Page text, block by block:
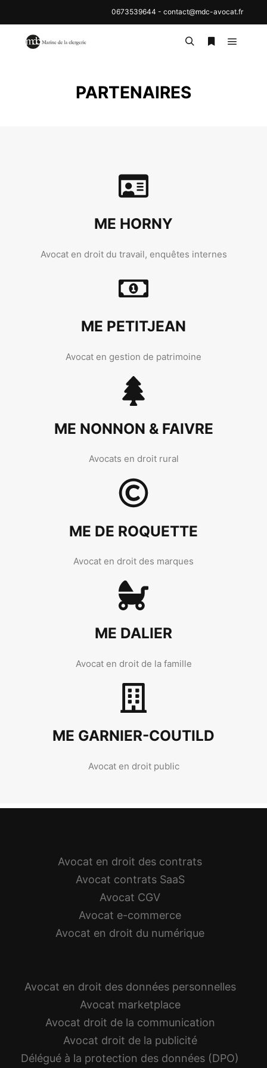
0673539644 - contact@mdc-avocat.fr
PARTENAIRES
ME HORNY
Avocat en droit du travail, enquêtes internes
ME PETITJEAN
Avocat en gestion de patrimoine
ME NONNON & FAIVRE
Avocats en droit rural
ME DE ROQUETTE
Avocat en droit des marques
ME DALIER
Avocat en droit de la famille
ME GARNIER-COUTILD
Avocat en droit public
Avocat en droit des contrats
Avocat contrats SaaS
Avocat CGV
Avocat e-commerce
Avocat en droit du numérique
Avocat en droit des données personnelles
Avocat marketplace
Avocat droit de la communication
Avocat droit de la publicité
Délégué à la protection des données (DPO)